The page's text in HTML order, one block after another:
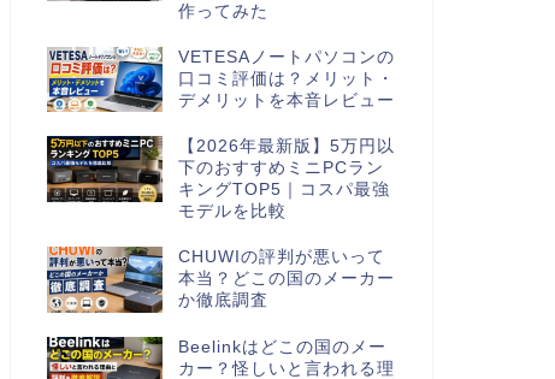
作ってみた
VETESAノートパソコンの
口コミ評価は？メリット・
デメリットを本音レビュー
【2026年最新版】5万円以
下のおすすめミニPCラン
キングTOP5｜コスパ最強
モデルを比較
CHUWIの評判が悪いって
本当？どこの国のメーカー
か徹底調査
Beelinkはどこの国のメー
カー？怪しいと言われる理